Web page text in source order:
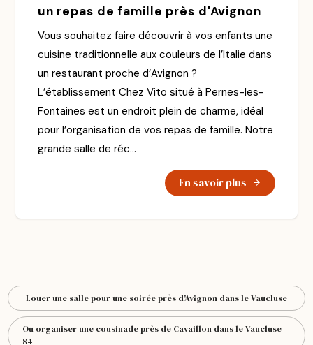
un repas de famille près d'Avignon
Vous souhaitez faire découvrir à vos enfants une
cuisine traditionnelle aux couleurs de l’Italie dans
un restaurant proche d’Avignon ?
L’établissement Chez Vito situé à Pernes-les-
Fontaines est un endroit plein de charme, idéal
pour l’organisation de vos repas de famille. Notre
grande salle de réc...
En savoir plus
Louer une salle pour une soirée près d'Avignon dans le Vaucluse
Ou organiser une cousinade près de Cavaillon dans le Vaucluse
84